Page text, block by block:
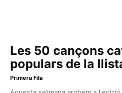
Les 50 cançons
populars de la
Primera Fila